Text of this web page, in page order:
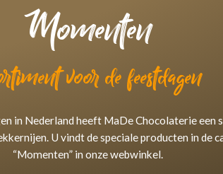
Momenten
voor de feestdagen
in Nederland heeft MaDe Chocolaterie een
U vindt de speciale producten in de
“Momenten” in onze webwinkel.